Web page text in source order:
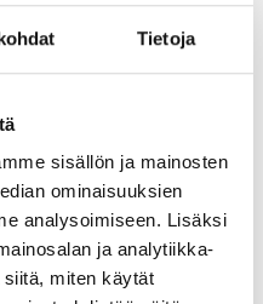
Tietoja
sisällön ja mainosten
ominaisuuksien
analysoimiseen. Lisäksi
ja analytiikka-
miten käytät